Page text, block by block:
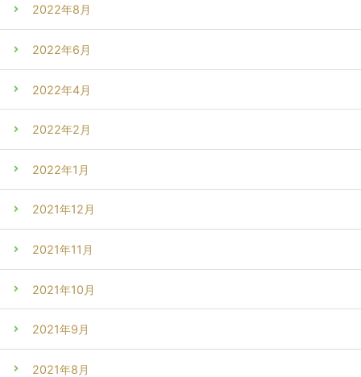
2022年8月
2022年6月
2022年4月
2022年2月
2022年1月
2021年12月
2021年11月
2021年10月
2021年9月
2021年8月